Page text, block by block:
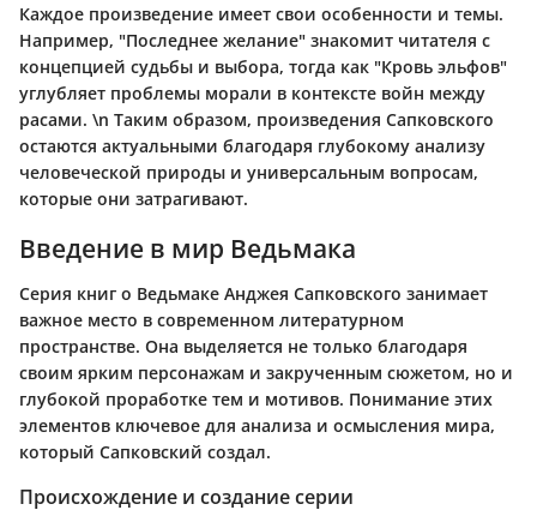
Каждое произведение имеет свои особенности и темы.
Например, "Последнее желание" знакомит читателя с
концепцией судьбы и выбора, тогда как "Кровь эльфов"
углубляет проблемы морали в контексте войн между
расами. \n Таким образом, произведения Сапковского
остаются актуальными благодаря глубокому анализу
человеческой природы и универсальным вопросам,
которые они затрагивают.
Введение в мир Ведьмака
Серия книг о Ведьмаке Анджея Сапковского занимает
важное место в современном литературном
пространстве. Она выделяется не только благодаря
своим ярким персонажам и закрученным сюжетом, но и
глубокой проработке тем и мотивов. Понимание этих
элементов ключевое для анализа и осмысления мира,
который Сапковский создал.
Происхождение и создание серии